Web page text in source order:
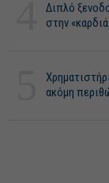
Διπλό
στην
ακόμη